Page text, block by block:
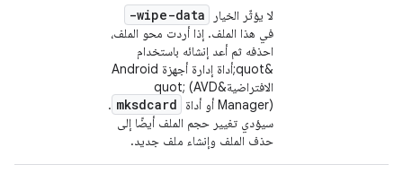
لا يؤثّر الخيار
-wipe-data
في هذا الملف. إذا أردت محو الملف،
احذفه ثم أعد إنشائه باستخدام
&quot;أداة إدارة أجهزة Android
الافتراضية&quot; (AVD
Manager) أو أداة
mksdcard
.
سيؤدي تغيير حجم الملف أيضًا إلى
حذف الملف وإنشاء ملف جديد.